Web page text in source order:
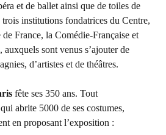
et de ballet ainsi que de toiles de
trois institutions fondatrices du Centre,
France, la Comédie-Française et
auxquels sont venus s’ajouter de
d’artistes et de théâtres.
fête ses 350 ans. Tout
qui abrite 5000 de ses costumes,
en proposant l’exposition :